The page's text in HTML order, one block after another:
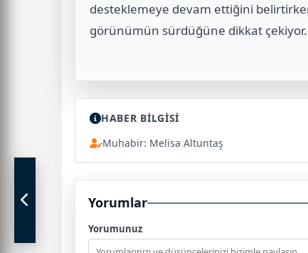
desteklemeye devam ettiğini
görünümün sürdüğüne dikkat çekiyor.
HABER BİLGİSİ
Muhabir: Melisa Altuntaş
Yorumlar
Yorumunuz